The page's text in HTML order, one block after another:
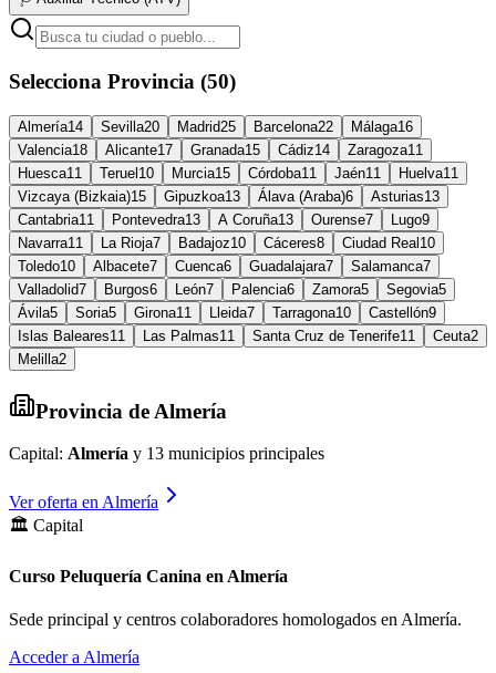
Selecciona Provincia (50)
Almería14 Sevilla20 Madrid25 Barcelona22 Málaga16
Valencia18 Alicante17 Granada15 Cádiz14 Zaragoza11
Huesca11 Teruel 10 Murcia15 Córdoba11 Jaén11 Huelva11
Vizcaya (Bizkaia)15 Gipuzkoa13 Álava (Araba)6 Asturias13
Cantabria11 Pontevedra13 A Coruña13 Ourense7 Lugo9
Navarra11 La Rioja7 Badajoz10 Cáceres8 Ciudad Real 10
Toledo10 Albacete7 Cuenca6 Guadalajara7 Salamanca7
Valladolid7 Burgos6 León7 Palencia6 Zamora5 Segovia5
Ávila5 Soria5 Girona11 Lleida7 Tarragona10 Castellón9
Islas Baleares11 Las Palmas11 Santa Cruz de Tenerife11 Ceuta2
Melilla2
Provincia de Almería
Capital: Almería y 13 municipios principales
Ver oferta en Almería
🏛️ Capital
Curso Peluquería Canina en Almería
Sede principal y centros colaboradores homologados en Almería.
Acceder a Almería